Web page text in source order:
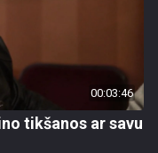
00:03:46
tikšanos ar savu